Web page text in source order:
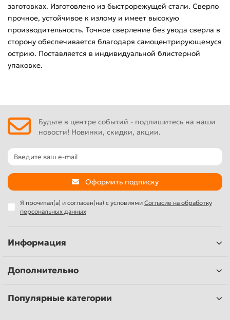
заготовках. Изготовлено из быстрорежущей стали. Сверло
прочное, устойчивое к излому и имеет высокую
производительность. Точное сверление без увода сверла в
сторону обеспечивается благодаря самоцентрирующемуся
острию. Поставляется в индивидуальной блистерной
упаковке.
Будьте в центре событий - подпишитесь на наши
новости! Новинки, скидки, акции.
Оформить подписку
Я прочитал(а) и согласен(на) с условиями Согласие на обработку
персональных данных
Информация
Дополнительно
Популярные категории